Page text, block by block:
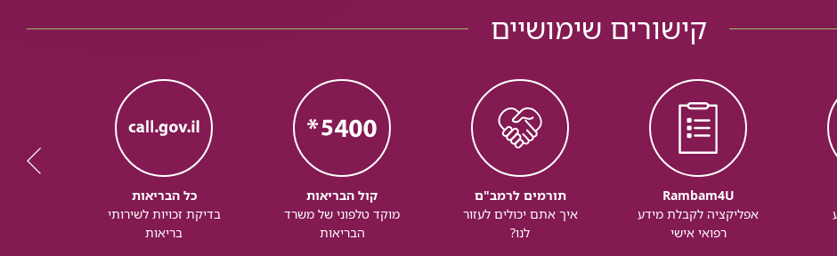
קישורים שימושיים
Rambam4U
אפליקציה לקבלת מידע
רפואי אישי
תורמים לרמב"ם
איך אתם יכולים לעזור
לנו?
קול הבריאות
מוקד טלפוני של משרד
הבריאות
כל הבריאות
בדיקת זכויות לשירותי
בריאות